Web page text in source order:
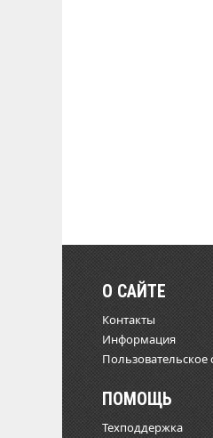
О САЙТЕ
Контакты
Информация
ПОМОЩЬ
Техподдержка